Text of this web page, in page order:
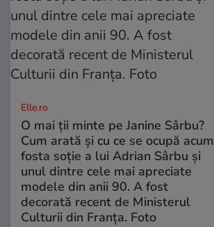
Elle.ro
O mai ții minte pe Janine Sârbu?
Cum arată și cu ce se ocupă acum
fosta soție a lui Adrian Sârbu și
unul dintre cele mai apreciate
modele din anii 90. A fost
decorată recent de Ministerul
Culturii din Franța. Foto